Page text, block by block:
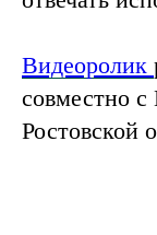
Видеоролик
совместно
Ростовской